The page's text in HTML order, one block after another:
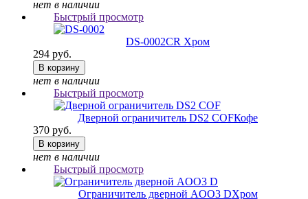
нет в наличии
Быстрый просмотр
DS-0002CR Хром
294 руб.
В корзину
нет в наличии
Быстрый просмотр
Дверной ограничитель DS2 COFКофе
370 руб.
В корзину
нет в наличии
Быстрый просмотр
Ограничитель дверной AOO3 DХром